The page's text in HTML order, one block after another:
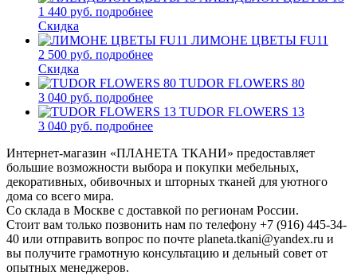
1 440 руб. подробнее
Скидка
ЛИМОНЕ ЦВЕТЫ FU11
2 500 руб. подробнее
Скидка
TUDOR FLOWERS 80
3 040 руб. подробнее
TUDOR FLOWERS 13
3 040 руб. подробнее
Интернет-магазин «ПЛАНЕТА ТКАНИ» предоставляет
большие возможности выбора и покупки мебельных,
декоративных, обивочных и шторных тканей для уютного
дома со всего мира.
Со склада в Москве с доставкой по регионам России.
Стоит вам только позвонить нам по телефону +7 (916) 445-34-
40 или отправить вопрос по почте planeta.tkani@yandex.ru и
вы получите грамотную консультацию и дельный совет от
опытных менеджеров.